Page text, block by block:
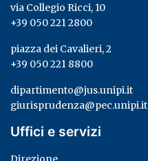
via Collegio Ricci, 10
+39 050 221 2800
piazza dei Cavalieri, 2
+39 050 221 8800
dipartimento@jus.unipi.it
giurisprudenza@pec.unipi.it
Uffici e servizi